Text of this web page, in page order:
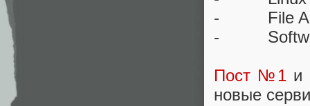
- File
-
Пост №1и
новые